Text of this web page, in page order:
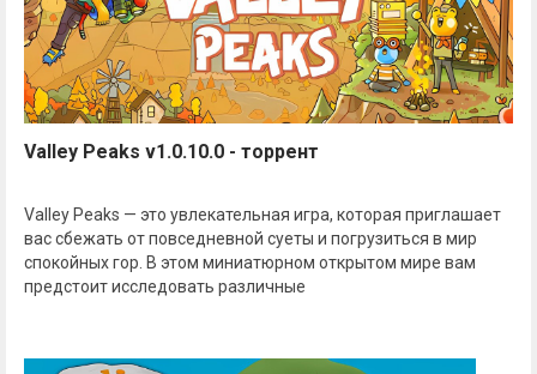
Valley Peaks v1.0.10.0 - торрент
Valley Peaks — это увлекательная игра, которая приглашает
вас сбежать от повседневной суеты и погрузиться в мир
спокойных гор. В этом миниатюрном открытом мире вам
предстоит исследовать различные